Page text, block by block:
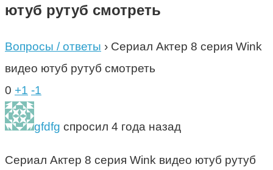
ютуб рутуб смотреть
Вопросы / ответы › Сериал Актер 8 серия Wink
видео ютуб рутуб смотреть
0 +1 -1
gfdfg спросил 4 года назад
Сериал Актер 8 серия Wink видео ютуб рутуб